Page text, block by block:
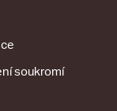
soukromí